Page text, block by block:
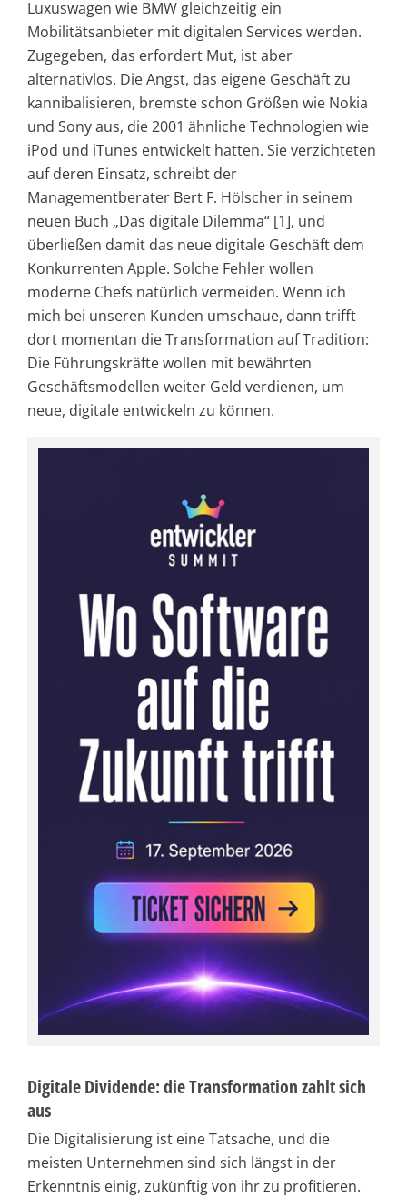
Luxuswagen wie BMW gleichzeitig ein
Mobilitätsanbieter mit digitalen Services werden.
Zugegeben, das erfordert Mut, ist aber
alternativlos. Die Angst, das eigene Geschäft zu
kannibalisieren, bremste schon Größen wie Nokia
und Sony aus, die 2001 ähnliche Technologien wie
iPod und iTunes entwickelt hatten. Sie verzichteten
auf deren Einsatz, schreibt der
Managementberater Bert F. Hölscher in seinem
neuen Buch „Das digitale Dilemma“ [1], und
überließen damit das neue digitale Geschäft dem
Konkurrenten Apple. Solche Fehler wollen
moderne Chefs natürlich vermeiden. Wenn ich
mich bei unseren Kunden umschaue, dann trifft
dort momentan die Transformation auf Tradition:
Die Führungskräfte wollen mit bewährten
Geschäftsmodellen weiter Geld verdienen, um
neue, digitale entwickeln zu können.
Digitale Dividende: die Transformation zahlt sich
aus
Die Digitalisierung ist eine Tatsache, und die
meisten Unternehmen sind sich längst in der
Erkenntnis einig, zukünftig von ihr zu profitieren.